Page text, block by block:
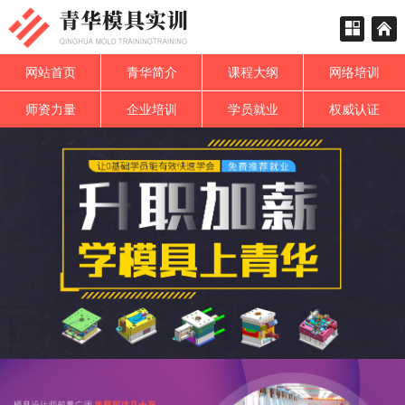
网站首页 青华简介 课程大纲 网络培训
师资力量 企业培训 学员就业 权威认证